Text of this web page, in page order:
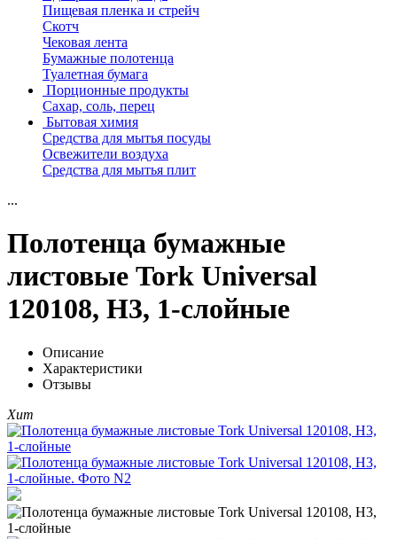
Пищевая пленка и стрейч
Скотч
Чековая лента
Бумажные полотенца
Туалетная бумага
Порционные продукты
Сахар, соль, перец
Бытовая химия
Средства для мытья посуды
Освежители воздуха
Средства для мытья плит
...
Полотенца бумажные
листовые Tork Universal
120108, Н3, 1-слойные
Описание
Характеристики
Отзывы
Хит